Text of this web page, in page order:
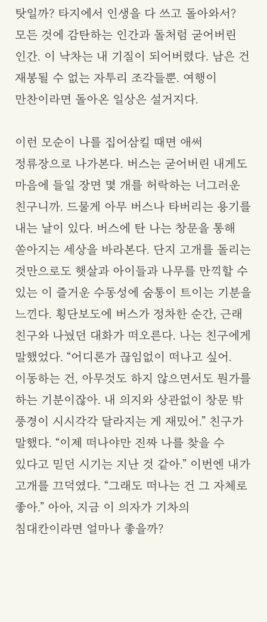
탓일까? 타지에서 인생을 다 쓰고 돌아와서?
모든 것에 감탄하는 인간과 돌처럼 굳어버린
인간. 이 낙차는 내 기질이 되어버렸다. 남은 건
재봉될 수 없는 자투리 조각들뿐. 여행이
만찬이라면 돌아온 일상은 설거지다.
이런 모순이 나를 집어삼킬 때면 애써
정류장으로 나가본다. 버스는 굳어버린 내게도
마음에 들일 장면 몇 개를 허락하는 너그러운
친구니까. 드물게 아무 버스나 타버리는 용기를
내는 날이 있다. 버스에 탄 나는 창문을 통해
쏟아지는 세상을 바라본다. 단지 고개를 돌리는
것만으로도 햇살과 아이들과 나무를 만끽할 수
있는 이 즐거운 수동성에 숨통이 트이는 기분을
느낀다. 횡단보도에 버스가 정차한 순간, 근래
친구와 나눴던 대화가 떠오른다. 나는 친구에게
말했었다. “어디론가 끊임없이 떠나고 싶어.
이동하는 건, 아무것도 하지 않으면서도 뭔가를
하는 기분이잖아. 내 의지와 상관없이 창문 밖
풍경이 시시각각 달라지는 게 재밌어.” 친구가
말했다. “이제 떠나야만 진짜 나를 찾을 수
있다고 믿던 시기는 지난 것 같아.” 이번엔 내가
고개를 끄덕였다. “그래도 떠나는 건 그 자체로
좋아.” 아아, 지금 이 의자가 기차의
침대칸이라면 얼마나 좋을까?